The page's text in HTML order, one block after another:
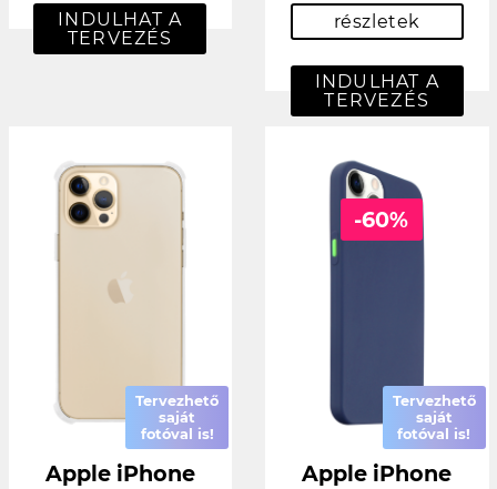
INDULHAT A
TERVEZÉS
részletek
INDULHAT A
TERVEZÉS
Tervezhető
saját
fotóval is!
Apple iPhone
-60%
Tervezhető
saját
fotóval is!
Apple iPhone